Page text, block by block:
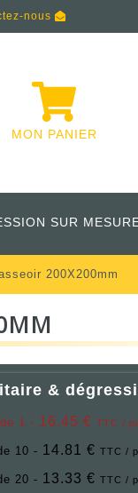
nous
MON PANIER
SUR
200X200mm
&
1 - 16.45 € TTC /
10 - 14.81 € TTC /
20 - 13.33 € TTC /